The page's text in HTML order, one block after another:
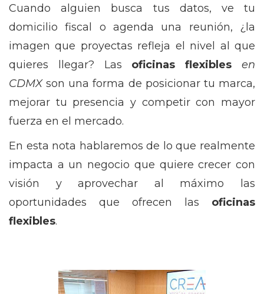
Cuando alguien busca tus datos, ve tu
domicilio fiscal o agenda una reunión, ¿la
imagen que proyectas refleja el nivel al que
quieres llegar? Las oficinas flexiblesen
CDMXson una forma de posicionar tu marca,
mejorar tu presencia y competir con mayor
fuerza en el mercado.
En esta nota hablaremos de lo que realmente
impacta a un negocio que quiere crecer con
visión y aprovechar al máximo las
oportunidades que ofrecen las oficinas
flexibles.